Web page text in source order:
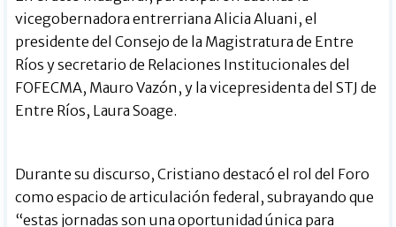
vicegobernadora entrerriana Alicia Aluani, el
presidente del Consejo de la Magistratura de Entre
Ríos y secretario de Relaciones Institucionales del
FOFECMA, Mauro Vazón, y la vicepresidenta del STJ de
Entre Ríos, Laura Soage.
Durante su discurso, Cristiano destacó el rol del Foro
como espacio de articulación federal, subrayando que
“estas jornadas son una oportunidad única para